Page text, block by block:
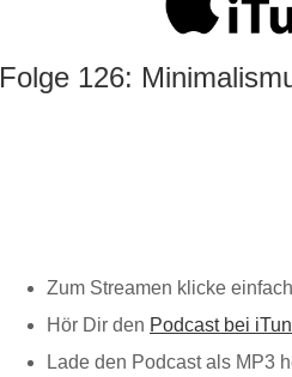
Folge 126:
Zum Streamen klicke
Hör Dir den Podcast bei
Lade den Podcast als MP3